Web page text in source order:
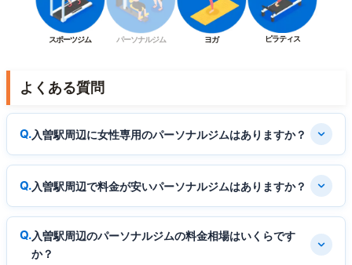
スポーツジム パーソナルジム ヨガ ピラティス
よくある質問
入曽駅周辺に女性専用のパーソナルジムはありますか？
入曽駅周辺で料金が安いパーソナルジムはありますか？
入曽駅周辺のパーソナルジムの料金相場はいくらです
か？